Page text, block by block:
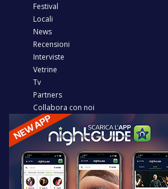
Festival
Locali
News
Recensioni
Interviste
Vetrine
Tv
Partners
Collabora con noi